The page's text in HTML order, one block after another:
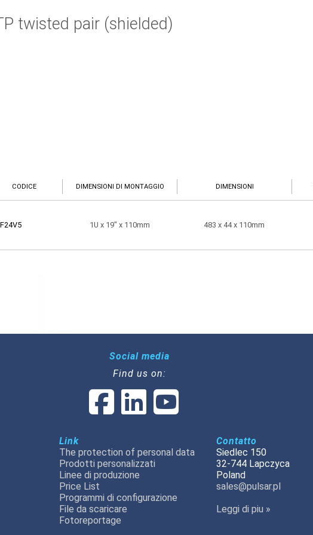
twisted pair (shielded)
CODICE DIMENSIONI DI MONTAGGIO DIMENSIONI
1U x 19" x 110mm 483 x 44 x 110mm
Social media
Find us on:
Link
The protection of personal data
Prodotti personalizzati
Linee di produzione
Price List
Programmi di configurazione
File da scaricare
Fotoreportage
Contatto
Siedlec 150
32-744 Lapczyca
Poland
sales@pulsar.pl
Leggi di piu »